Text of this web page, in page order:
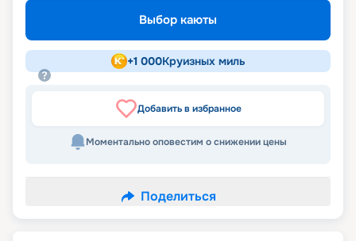
Выбор каюты
+1 000Круизных миль
Добавить в избранное
Моментально оповестим о снижении цены
Поделиться